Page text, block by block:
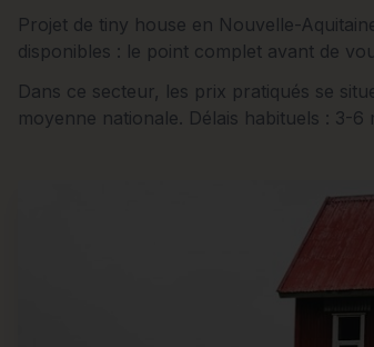
Projet de tiny house en Nouvelle-
disponibles : le point complet avant de
Dans ce secteur, les prix pratiqués se
moyenne nationale. Délais habituels : 3-6